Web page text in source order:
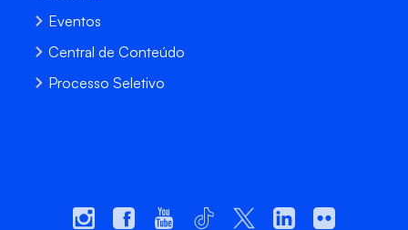
Eventos
Central de Conteúdo
Processo Seletivo